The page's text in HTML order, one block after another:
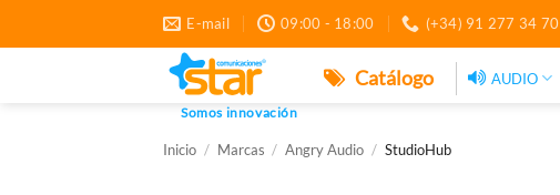
contenido
E-mail 09:00 - 18:00 (+34) 91 277 34 70
Somos innovación
Catálogo AUDIO
Inicio / Marcas / Angry Audio / StudioHub